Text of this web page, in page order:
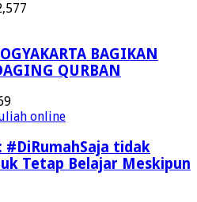
BAGIKAN
QURBAN
#DiRumahSaja tidak
Tetap Belajar Meskipun